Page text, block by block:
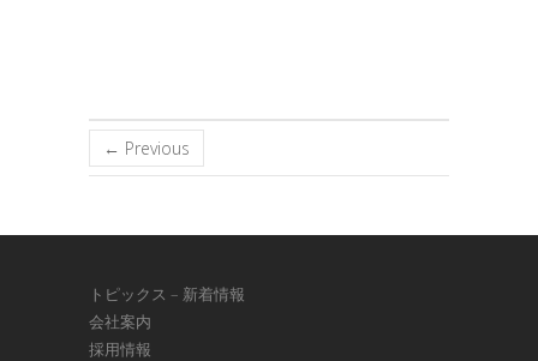
← Previous
トピックス – 新着情報
会社案内
採用情報